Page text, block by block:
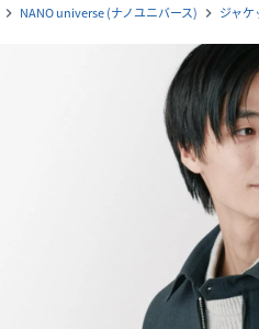
navigate_next NANO universe (ナノユニバース) navigate_next ジャ